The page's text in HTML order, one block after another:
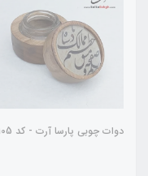
دوات چوبی پارسا آرت - کد 105